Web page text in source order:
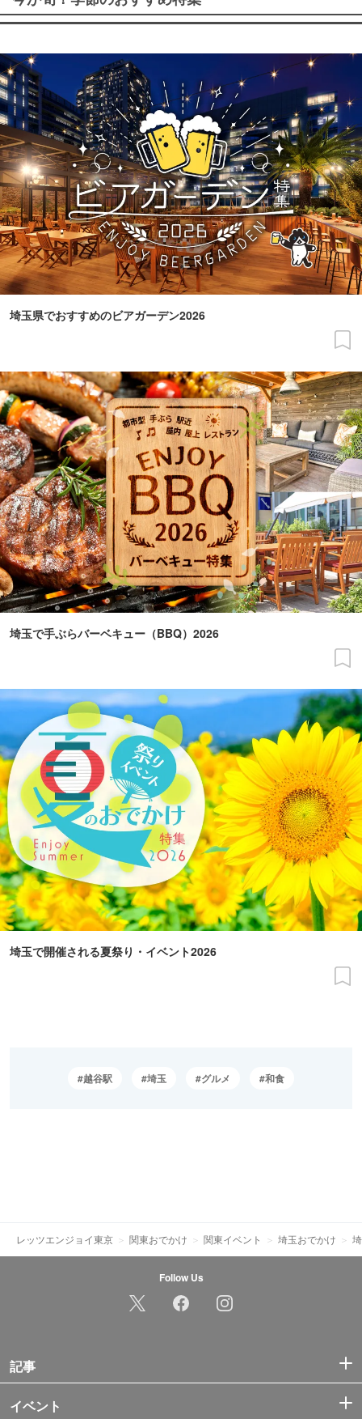
埼玉県でおすすめのビアガーデン2026
埼玉で手ぶらバーベキュー（BBQ）2026
埼玉で開催される夏祭り・イベント2026
越谷駅 埼玉 グルメ 和食
レッツエンジョイ東京 関東おでかけ 関東イベント 埼玉おでかけ
Follow Us
記事
イベント